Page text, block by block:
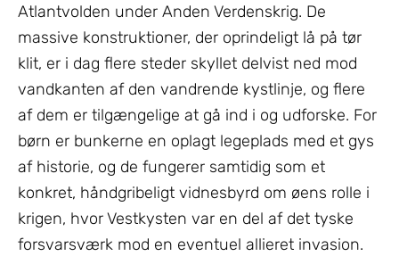
Atlantvolden under Anden Verdenskrig. De
massive konstruktioner, der oprindeligt lå på tør
klit, er i dag flere steder skyllet delvist ned mod
vandkanten af den vandrende kystlinje, og flere
af dem er tilgængelige at gå ind i og udforske. For
børn er bunkerne en oplagt legeplads med et gys
af historie, og de fungerer samtidig som et
konkret, håndgribeligt vidnesbyrd om øens rolle i
krigen, hvor Vestkysten var en del af det tyske
forsvarsværk mod en eventuel allieret invasion.